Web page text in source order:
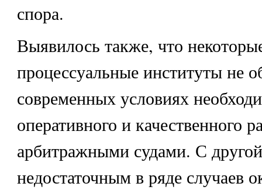
спора.
Выявилось также, что
процессуальные институты не
современных условиях
оперативного и качественного
арбитражными судами. С
недостаточным в ряде случаев